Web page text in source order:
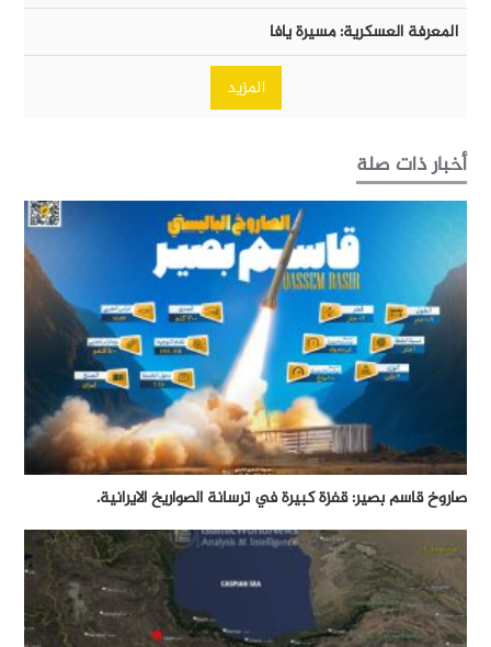
المعرفة العسكرية: مسيرة يافا
المزيد
أخبار ذات صلة
صاروخ قاسم بصير: قفزة كبيرة في ترسانة الصواريخ الايرانية.